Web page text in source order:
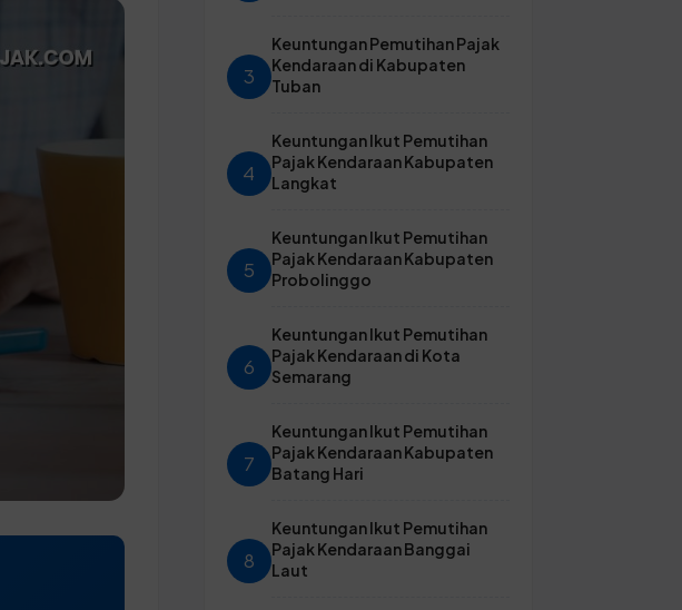
3
Keuntungan Pemutihan Pajak
Kendaraan di Kabupaten
Tuban
4
Keuntungan Ikut Pemutihan
Pajak Kendaraan Kabupaten
Langkat
5
Keuntungan Ikut Pemutihan
Pajak Kendaraan Kabupaten
Probolinggo
6
Keuntungan Ikut Pemutihan
Pajak Kendaraan di Kota
Semarang
7
Keuntungan Ikut Pemutihan
Pajak Kendaraan Kabupaten
Batang Hari
8
Keuntungan Ikut Pemutihan
Pajak Kendaraan Banggai
Laut